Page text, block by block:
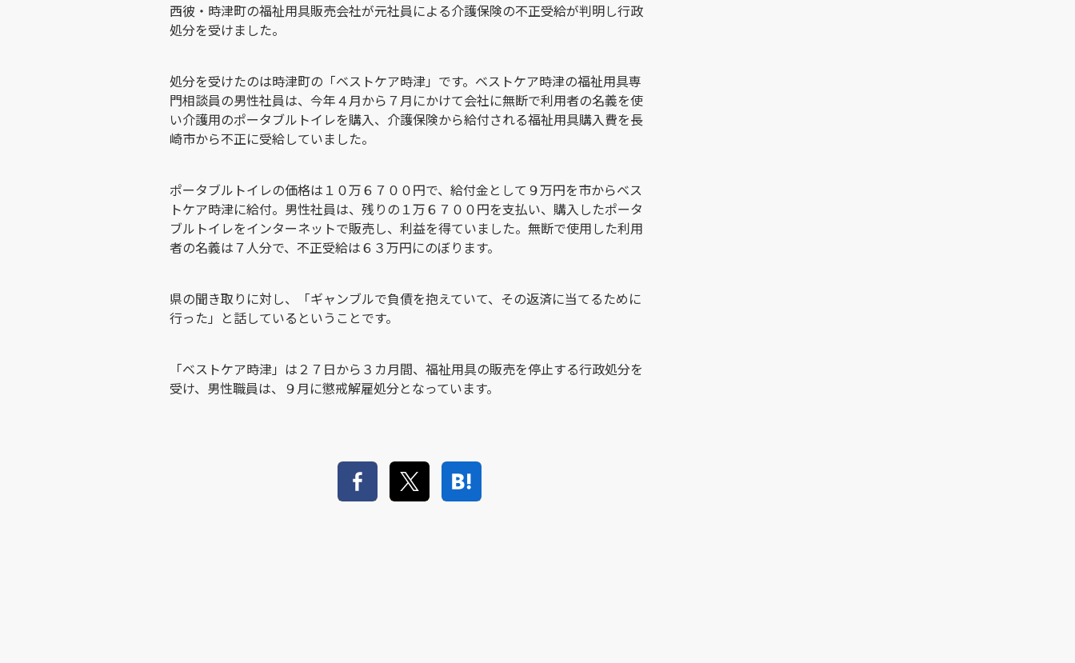
西彼・時津町の福祉用具販売会社が元社員による介護保険の不正受給が判明し行政
処分を受けました。
処分を受けたのは時津町の「ベストケア時津」です。ベストケア時津の福祉用具専
門相談員の男性社員は、今年４月から７月にかけて会社に無断で利用者の名義を使
い介護用のポータブルトイレを購入、介護保険から給付される福祉用具購入費を長
崎市から不正に受給していました。
ポータブルトイレの価格は１０万６７００円で、給付金として９万円を市からベス
トケア時津に給付。男性社員は、残りの１万６７００円を支払い、購入したポータ
ブルトイレをインターネットで販売し、利益を得ていました。無断で使用した利用
者の名義は７人分で、不正受給は６３万円にのぼります。
県の聞き取りに対し、「ギャンブルで負債を抱えていて、その返済に当てるために
行った」と話しているということです。
「ベストケア時津」は２７日から３カ月間、福祉用具の販売を停止する行政処分を
受け、男性職員は、９月に懲戒解雇処分となっています。